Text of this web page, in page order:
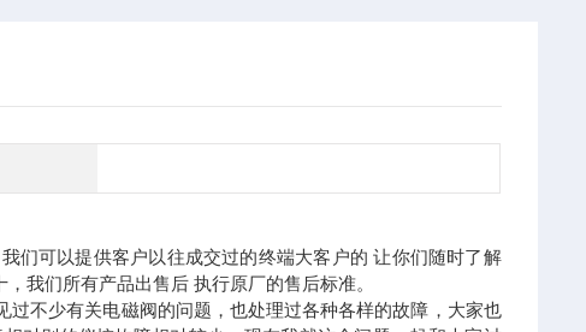
们可以提供客户以往成交过的终端大客户的 让你们随时了解
我们所有产品出售后 执行原厂的售后标准。
不少有关电磁阀的问题，也处理过各种各样的故障，大家也